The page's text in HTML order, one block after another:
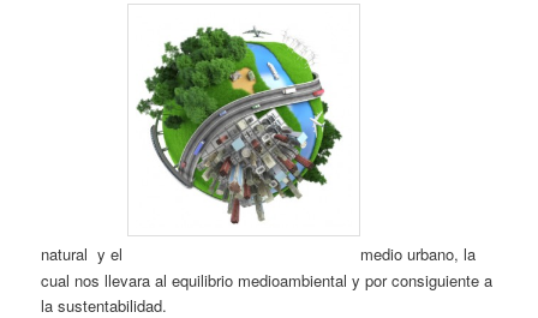
natural y el
medio urbano, la
cual nos llevara al equilibrio medioambiental y por consiguiente a
la sustentabilidad.